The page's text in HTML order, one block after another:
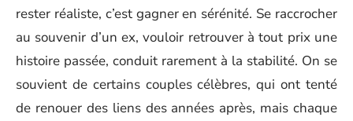
rester réaliste, c’est gagner en sérénité. Se raccrocher
au souvenir d’un ex, vouloir retrouver à tout prix une
histoire passée, conduit rarement à la stabilité. On se
souvient de certains couples célèbres, qui ont tenté
de renouer des liens des années après, mais chaque